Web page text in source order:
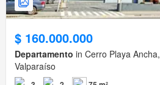
$ 160.000.000
Departamento in Cerro Playa
Valparaíso